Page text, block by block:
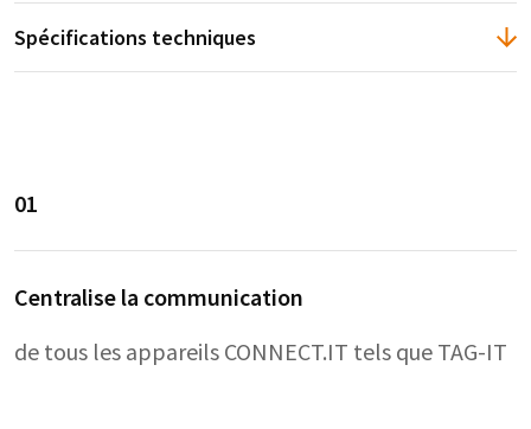
Spécifications techniques
01
Centralise la communication
de tous les appareils CONNECT.IT tels que TAG-IT